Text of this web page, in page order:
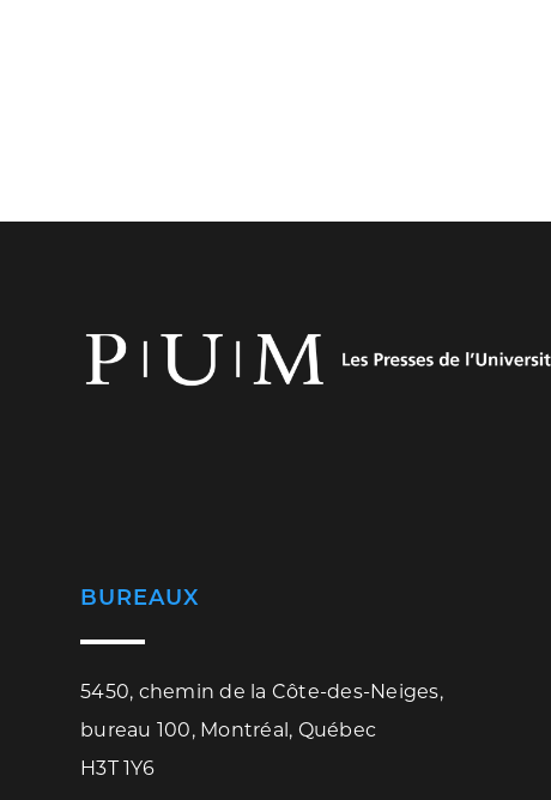
BUREAUX
5450, chemin de la Côte-des-Neiges,
bureau 100, Montréal, Québec
H3T 1Y6